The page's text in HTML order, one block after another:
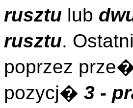
rusztu lub
rusztu.
poprzez
pozycj� 3 -